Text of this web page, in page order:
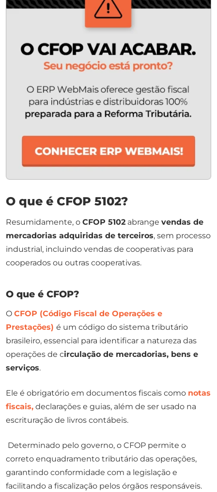
O que é CFOP 5102?
Resumidamente, o CFOP 5102 abrange vendas de
mercadorias adquiridas de terceiros, sem processo
industrial, incluindo vendas de cooperativas para
cooperados ou outras cooperativas.
O que é CFOP?
O CFOP (Código Fiscal de Operações e
Prestações) é um código do sistema tributário
brasileiro, essencial para identificar a natureza das
operações de circulação de mercadorias, bens e
serviços.
Ele é obrigatório em documentos fiscais como notas
fiscais, declarações e guias, além de ser usado na
escrituração de livros contábeis.
Determinado pelo governo, o CFOP permite o
correto enquadramento tributário das operações,
garantindo conformidade com a legislação e
facilitando a fiscalização pelos órgãos responsáveis.